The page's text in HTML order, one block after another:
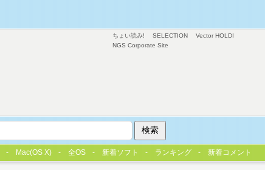
ちょい読み! SELECTION
Vector HOLDI
NGS Corporate Site
Mac(OS X) 全OS 新着ソフト ランキング 新着コメント